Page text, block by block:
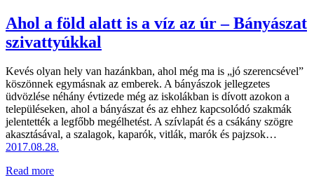
Ahol a föld alatt is a víz az úr – Bányászat
szivattyúkkal
Kevés olyan hely van hazánkban, ahol még ma is „jó szerencsével”
köszönnek egymásnak az emberek. A bányászok jellegzetes
üdvözlése néhány évtizede még az iskolákban is dívott azokon a
településeken, ahol a bányászat és az ehhez kapcsolódó szakmák
jelentették a legfőbb megélhetést. A szívlapát és a csákány szögre
akasztásával, a szalagok, kaparók, vitlák, marók és pajzsok…
2017.08.28.
Read more